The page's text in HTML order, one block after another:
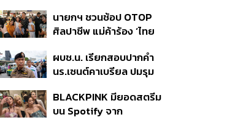
นายกฯ ชวนช้อป OTOP
ศิลปาชีพ แม่ค้าร้อง ‘ไทย
ถามมีต่อไหม นายกฯ ตอบ
‘เดี๋ยวจะพยายาม’
ผบช.น. เรียกสอบปากคำ
นร.เซนต์คาเบรียล ปมรุม
ดำเนินคดีแล้ว
BLACKPINK มียอดสตรีม
บน Spotify จาก